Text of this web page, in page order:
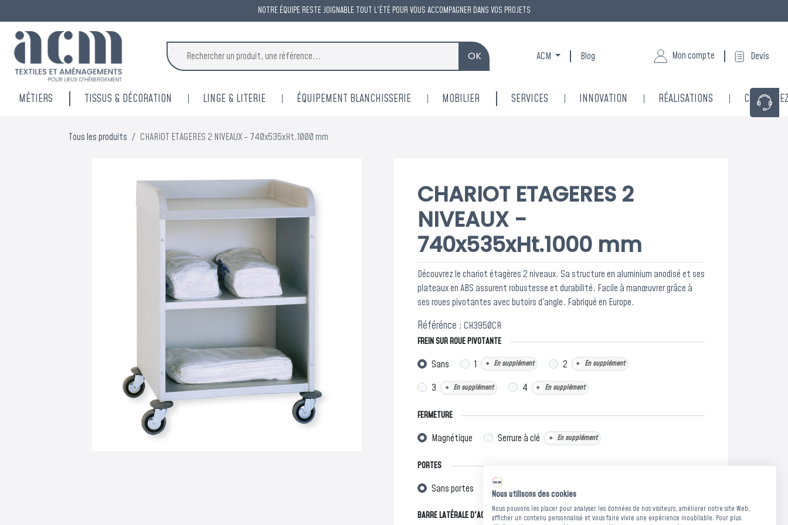
NOTRE ÉQUIPE RESTE JOIGNABLE TOUT L'ÉTÉ POUR VOUS ACCOMPAGNER DANS VOS PROJETS
OK ACM Blog Mon compte Devis
MÉTIERS TISSUS & DÉCORATION LINGE & LITERIE ÉQUIPEMENT BLANCHISSERIE MOBILIER SERVICES INNOVATION RÉALISATIONS
Tous les produits CHARIOT ETAGERES 2 NIVEAUX - 740x535xHt.1000 mm
CHARIOT ETAGERES 2
NIVEAUX -
740x535xHt.1000 mm
Découvrez le chariot étagères 2 niveaux. Sa structure en aluminium anodisé et ses
plateaux en ABS assurent robustesse et durabilité. Facile à manœuvrer grâce à
ses roues pivotantes avec butoirs d'angle. Fabriqué en Europe.
Référénce : CH3950CR
FREIN SUR ROUE PIVOTANTE
Sans 1 + En supplément 2 + En supplément
3 + En supplément 4 + En supplément
FERMETURE
Magnétique Serrure à clé + En supplément
PORTES
Sans portes Avec 2 portes En supplément
BARRE LATÉRALE D'ACCROCHAGE
Nous utilisons des cookies
Nous pouvons les placer pour analyser les données de nos visiteurs, améliorer notre site Web,
afficher un contenu personnalisé et vous faire vivre une expérience inoubliable. Pour plus